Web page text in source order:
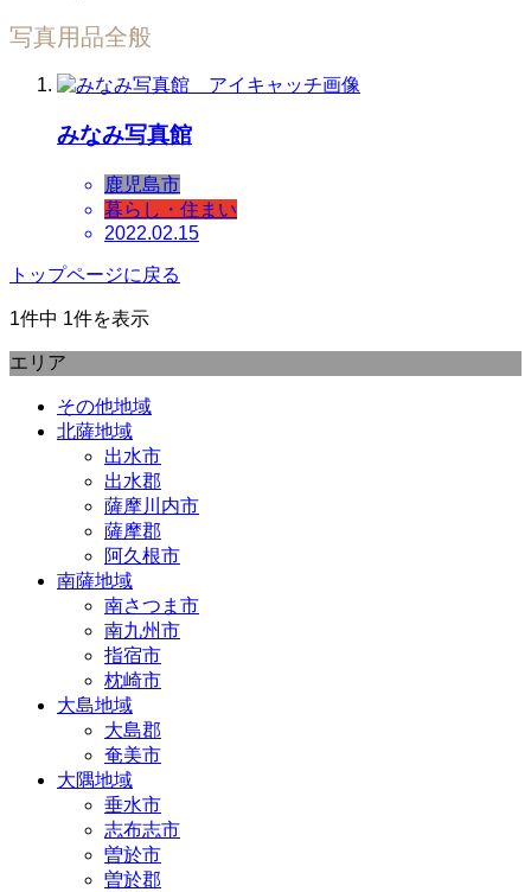
写真用品全般
みなみ写真館
鹿児島市
暮らし・住まい
2022.02.15
トップページに戻る
1件中 1件を表示
エリア
その他地域
北薩地域
出水市
出水郡
薩摩川内市
薩摩郡
阿久根市
南薩地域
南さつま市
南九州市
指宿市
枕崎市
大島地域
大島郡
奄美市
大隅地域
垂水市
志布志市
曽於市
曽於郡